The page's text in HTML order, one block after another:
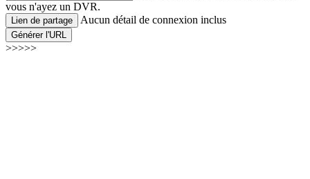
vous n'ayez un DVR.
Lien de partage Aucun détail de connexion inclus
Générer l'URL
>>>>>